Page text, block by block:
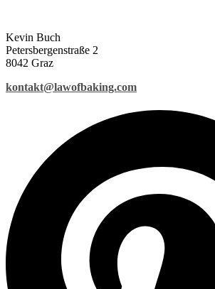
Kevin Buch
Petersbergenstraße 2
8042 Graz
kontakt@lawofbaking.com